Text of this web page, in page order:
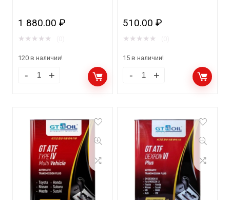
1 880.00₽
★ ★ ★ ★ ★
120 в наличии!
510.00₽
★ ★ ★ ★ ★
15 в наличии!